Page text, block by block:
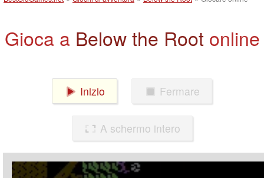
Gioca a Below the Rootonline
Inizio Fermare
A schermo intero